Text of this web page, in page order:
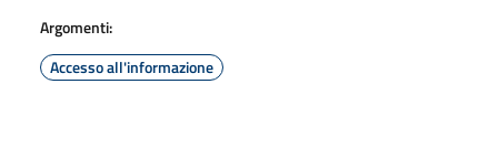
Argomenti:
Accesso all'informazione